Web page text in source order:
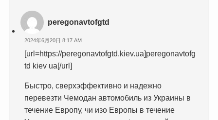
peregonavtofgtd
2024年6月20日 8:17 AM
[url=https://peregonavtofgtd.kiev.ua]peregonavtofg
td kiev ua[/url]
Быстро, сверхэффективно и надежно
перевезти Чемодан автомобиль из Украины в
течение Европу, чи изо Европы в течение